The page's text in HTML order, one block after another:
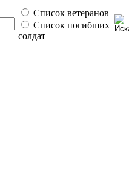
Список ветеранов
Список погибших
солдат